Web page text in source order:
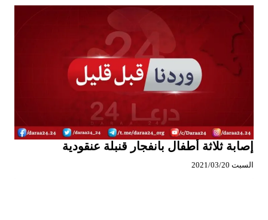
إصابة ثلاثة أطفال بانفجار قنبلة عنقودية
السبت 2021/03/20